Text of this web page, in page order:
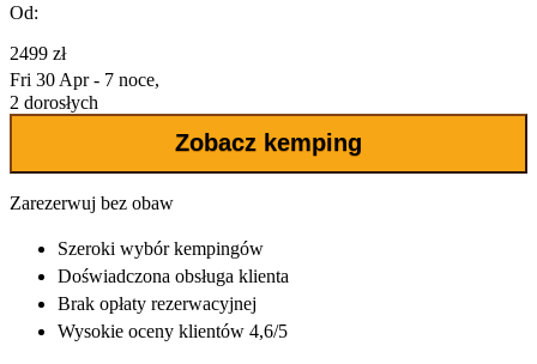
Od:
2499 zł
Fri 30 Apr - 7 noce,
2 dorosłych
Zobacz kemping
Zarezerwuj bez obaw
Szeroki wybórkempingów
Doświadczona obsługa klienta
Brak opłaty rezerwacyjnej
Wysokie oceny klientów 4,6/5